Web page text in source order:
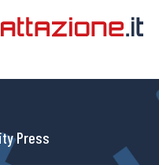
Press